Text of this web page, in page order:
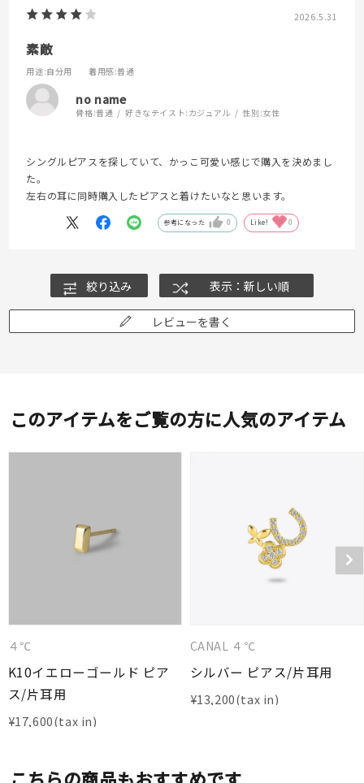
2026.5.31
素敵
用途:自分用 着用感:普通
no name
骨格:普通 好きなテイスト: カジュアル 性別:女性
シングルピアスを探していて、かっこ可愛い感じで購入を決めまし
た。
左右の耳に同時購入したピアスと着けたいなと思います。
参考になった 0 Like! 0
絞り込み 表示：新しい順
レビューを書く
このアイテムをご覧の方に人気のアイテム
４℃
K10イエローゴールド ピア
ス/片耳用
¥17,600
CANAL ４℃
シルバー ピアス/片耳用
¥13,200